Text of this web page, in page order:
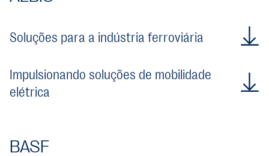
Soluções para a indústria ferroviária
Impulsionando soluções de mobilidade
elétrica
BASF